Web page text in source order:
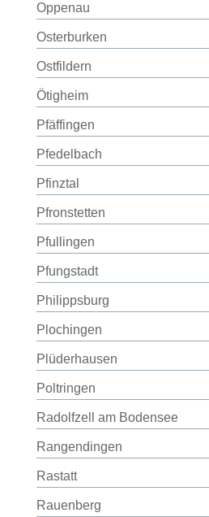
Oppenau
Osterburken
Ostfildern
Ötigheim
Pfäffingen
Pfedelbach
Pfinztal
Pfronstetten
Pfullingen
Pfungstadt
Philippsburg
Plochingen
Plüderhausen
Poltringen
Radolfzell am Bodensee
Rangendingen
Rastatt
Rauenberg